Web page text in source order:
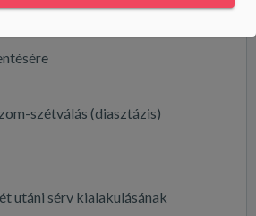
szétválás (diasztázis)
utáni sérv kialakulásának